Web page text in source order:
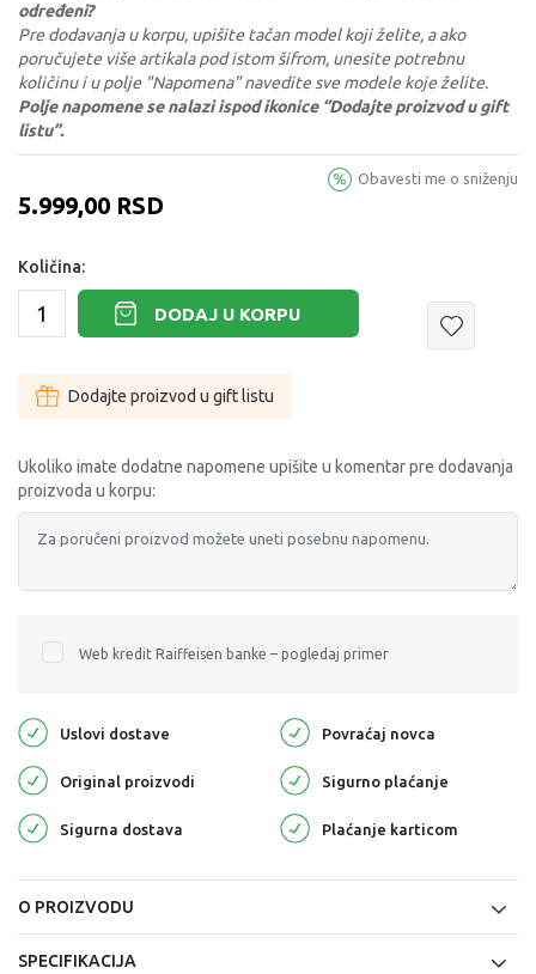
određeni?
Pre dodavanja u korpu, upišite tačan model koji želite, a ako
poručujete više artikala pod istom šifrom, unesite potrebnu
količinu i u polje "Napomena" navedite sve modele koje želite.
Polje napomene se nalazi ispod ikonice “Dodajte proizvod u gift
listu”.
5.999,00 RSD
Obavesti me o sniženju
Količina:
DODAJ U KORPU
Dodajte proizvod u gift listu
Ukoliko imate dodatne napomene upišite u komentar pre dodavanja
proizvoda u korpu:
Web kredit Raiffeisen banke – pogledaj primer
Uslovi dostave Povraćaj novca
Original proizvodi Sigurno plaćanje
Sigurna dostava Plaćanje karticom
O PROIZVODU
SPECIFIKACIJA